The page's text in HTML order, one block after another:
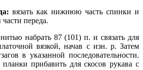
вязать как нижнюю часть спинки и
переда.
набрать 87 (101) п. и связать для
вязкой, начав с изн. р. Затем
в указанной последовательности.
прибавить для скосов рукава с